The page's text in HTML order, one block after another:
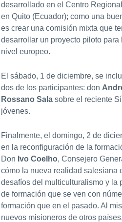
desarrollado en el Centro
en Quito (Ecuador); como una
es crear una comisión mixta que
desarrollar un proyecto piloto
nivel europeo.
El sábado, 1 de diciembre, se
dos de los participantes: don
Rossano Sala sobre el reciente
jóvenes.
Finalmente, el domingo, 2 de
en la reconfiguración de la
Don Ivo Coelho, Consejero
cómo la nueva realidad salesiana
desafíos del multiculturalismo y la
de formación que se ven con
formación que en el pasado. Al
nuevos misioneros de otros